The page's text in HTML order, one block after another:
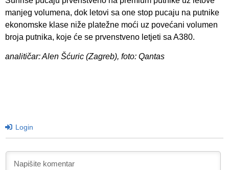
manjeg volumena, dok letovi sa one stop pucaju na putnike
ekonomske klase niže platežne moći uz povećani volumen
broja putnika, koje će se prvenstveno letjeti sa A380.
analitičar: Alen Šćuric (Zagreb), foto: Qantas
Login